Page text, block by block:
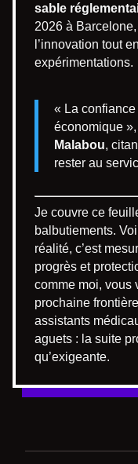
sable
2026 à
l’innovation tout
expérimentations.
« La
économique
Malabou,
rester au
Je couvre ce
balbutiements.
réalité, c’est
progrès et
comme moi, vous
prochaine
assistants
aguets : la suite
qu’exigeante.